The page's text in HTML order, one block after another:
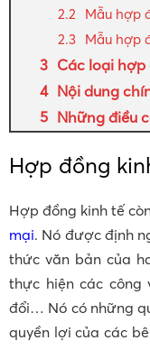
Mẫu hợp
Mẫu hợp
Các loại
Nội dung
Những điều
Hợp đồng
Hợp đồng kinh tế
mại. Nó được định
thức văn bản của
thực hiện các công
đổi… Nó có những
quyền lợi của các